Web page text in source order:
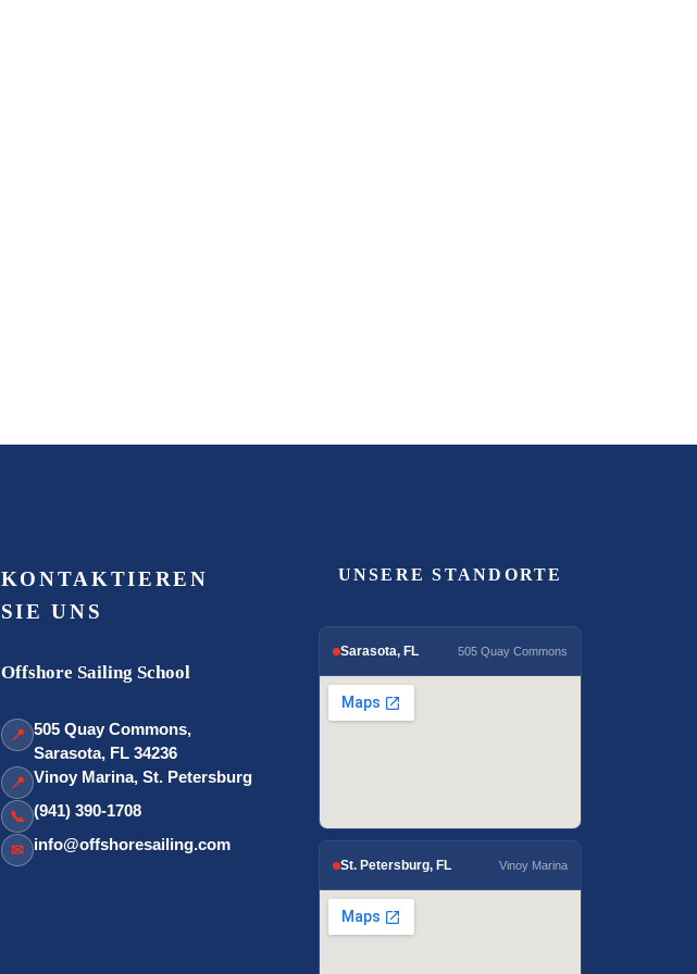
KONTAKTIEREN
SIE UNS
Offshore Sailing School
📍 505 Quay Commons,
Sarasota, FL 34236
📍 Vinoy Marina, St. Petersburg
📞 (941) 390-1708
✉ info@offshoresailing.com
UNSERE STANDORTE
Sarasota, FL 505 Quay Commons
St. Petersburg, FL Vinoy Marina